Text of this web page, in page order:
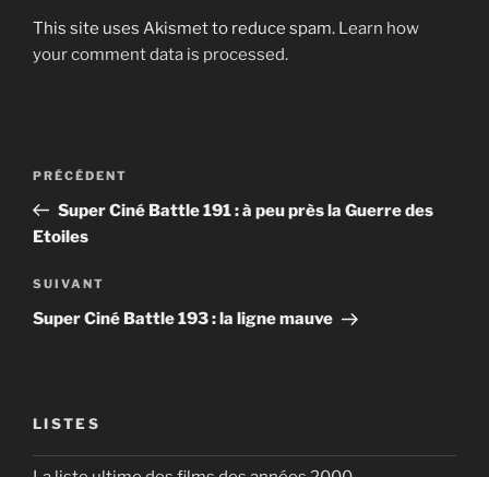
This site uses Akismet to reduce spam. Learn how
your comment data is processed.
Post
Article
précédent
PRÉCÉDENT
Super Ciné Battle 191 : à peu près la Guerre des
Etoiles
Article
suivant
SUIVANT
Super Ciné Battle 193 : la ligne mauve
LISTES